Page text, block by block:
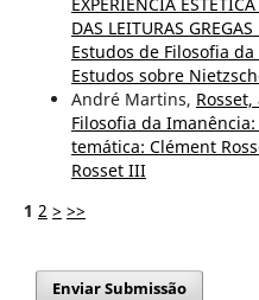
DAS LEITURAS
Estudos de Filosofia
Estudos sobre
André Martins,
Filosofia da
temática: Clément
Rosset III
1 2 > >>
Enviar Submissão